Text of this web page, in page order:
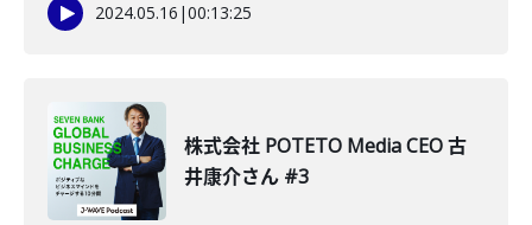
2024.05.16 |00:13:25
株式会社 POTETO Media CEO 古
井康介さん #3